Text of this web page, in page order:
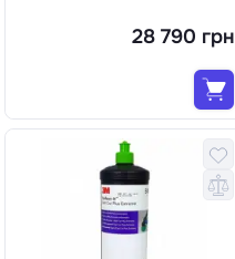
28 790 грн